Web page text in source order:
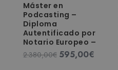
Máster en
Podcasting –
Diploma
Autentificado por
Notario Europeo –
2.380,00€ El
595,00€El